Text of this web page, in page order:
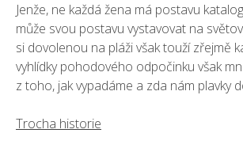
Jenže, ne každá žena má postavu
může svou postavu vystavovat na
si dovolenou na pláži však touží zřejmě
vyhlídky pohodového odpočinku však
z toho, jak vypadáme a zda nám plavky
Trocha historie